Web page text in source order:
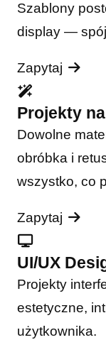
Szablony
display —
Zapytaj
Projekty
Dowolne
obróbka i
wszystko, co
Zapytaj
UI/UX
Projekty
estetyczne,
użytkownika.